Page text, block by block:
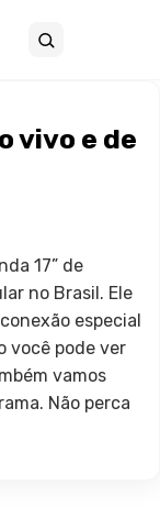
Buscar
vivo e de
17” de
no Brasil. Ele
especial
você pode ver
vamos
Não perca